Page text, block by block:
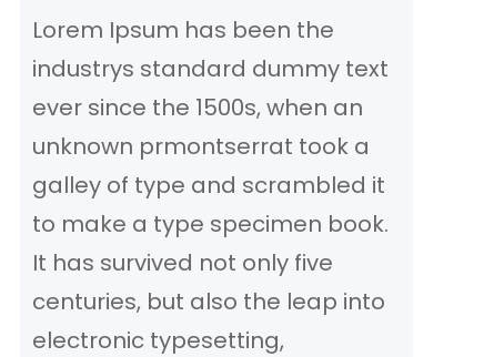
Lorem Ipsum has been the
industrys standard dummy text
ever since the 1500s, when an
unknown prmontserrat took a
galley of type and scrambled it
to make a type specimen book.
It has survived not only five
centuries, but also the leap into
electronic typesetting,